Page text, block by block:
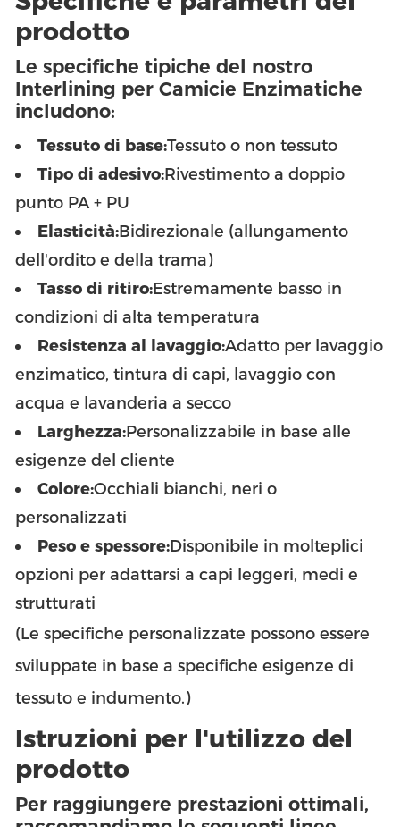
prodotto
Le specifiche tipiche del nostro
Interlining per Camicie Enzimatiche
includono:
Tessuto di base:Tessuto o non tessuto
Tipo di adesivo:Rivestimento a doppio
punto PA + PU
Elasticità:Bidirezionale (allungamento
dell'ordito e della trama)
Tasso di ritiro:Estremamente basso in
condizioni di alta temperatura
Resistenza al lavaggio:Adatto per lavaggio
enzimatico, tintura di capi, lavaggio con
acqua e lavanderia a secco
Larghezza:Personalizzabile in base alle
esigenze del cliente
Colore:Occhiali bianchi, neri o
personalizzati
Peso e spessore:Disponibile in molteplici
opzioni per adattarsi a capi leggeri, medi e
strutturati
(Le specifiche personalizzate possono essere
sviluppate in base a specifiche esigenze di
tessuto e indumento.)
Istruzioni per l'utilizzo del
prodotto
Per raggiungere prestazioni ottimali,